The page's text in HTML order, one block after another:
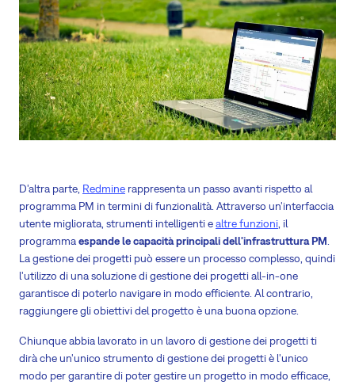
D'altra parte, Redmine rappresenta un passo avanti rispetto al
programma PM in termini di funzionalità. Attraverso un'interfaccia
utente migliorata, strumenti intelligenti ealtre funzioni , il
programmaespande le capacità principali dell'infrastruttura PM
La gestione dei progetti può essere un processo complesso, quindi
l'utilizzo di una soluzione di gestione dei progetti all-in-one
garantisce di poterlo navigare in modo efficiente. Al contrario,
raggiungere gli obiettivi del progetto è una buona opzione.
Chiunque abbia lavorato in un lavoro di gestione dei progetti ti
dirà che un'unico strumento di gestione dei progetti è l'unico
modo per garantire di poter gestire un progetto in modo efficace,